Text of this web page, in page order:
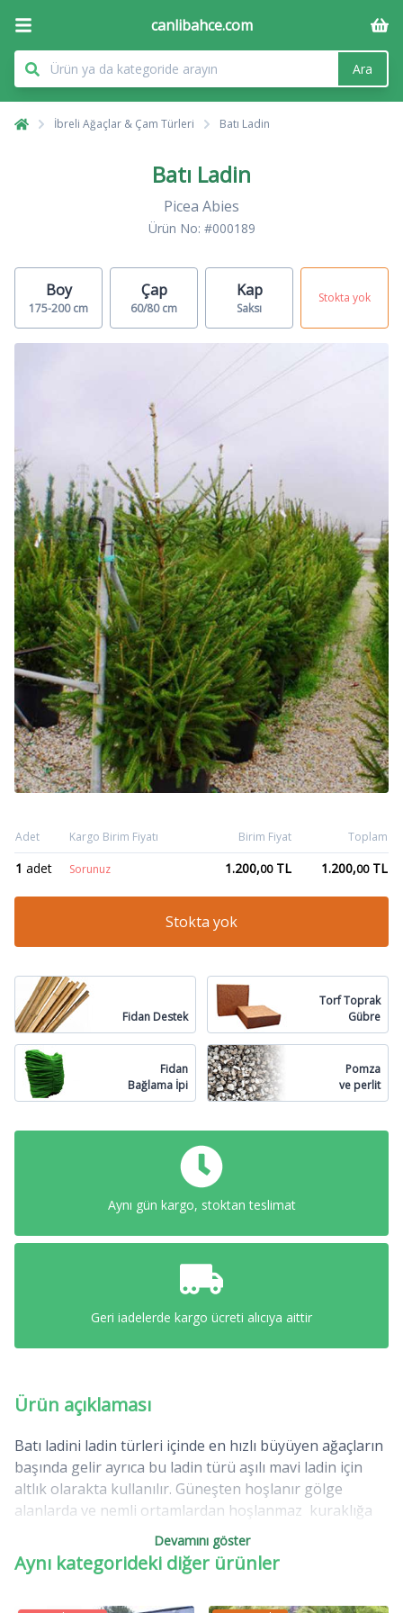
canlibahce.com
Ara
İbreli Ağaçlar & Çam Türleri Batı Ladin
Batı Ladin
Picea Abies
Ürün No: #000189
Boy
175-200 cm
Çap
60/80 cm
Kap
Saksı
Stokta yok
Adet Kargo Birim Fiyatı Birim Fiyat Toplam
1 adet Sorunuz 1.200,00TL 1.200,00TL
Stokta yok
Fidan Destek
Torf Toprak
Gübre
Fidan
Bağlama İpi
Pomza
ve perlit
Aynı gün kargo, stoktan teslimat
Geri iadelerde kargo ücreti alıcıya aittir
Ürün açıklaması
Batı ladini ladin türleri içinde en hızlı büyüyen ağaçların
başında gelir ayrıca bu ladin türü aşılı mavi ladin için
altlık olarakta kullanılır. Güneşten hoşlanır gölge
alanlarda ve nemli ortamlardan hoşlanmaz kuraklığa
karşı dayanıklıdır. soğuk havaları sever ülkemizin bir
çok yerinde yetişir. Nemli ortamlarda mantar
hastalığına yakalanma riski yüksektir. Ayrıca herdem
Devamını göster
Aynı kategorideki diğer ürünler